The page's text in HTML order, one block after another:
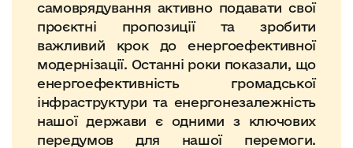
самоврядування активно подавати свої
проєктні пропозиції та зробити
важливий крок до енергоефективної
модернізації. Останні роки показали, що
енергоефективність громадської
інфраструктури та енергонезалежність
нашої держави є одними з ключових
передумов для нашої перемоги.